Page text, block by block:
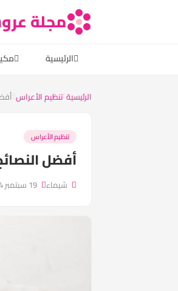
مجلة
الرئيسية
الرئيسية تنظيم الأعراس
تنظيم الأعراس
أفضل
شيماء